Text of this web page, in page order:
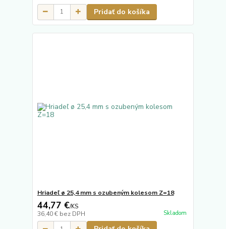
Pridať do košíka
Hriadeľ ø 25,4 mm s ozubeným kolesom Z=18
44,77 €/KS
36,40 € bez DPH Skladom